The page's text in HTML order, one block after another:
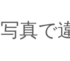
写真